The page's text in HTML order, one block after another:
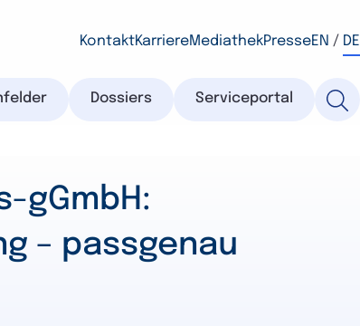
KontaktKarriereMediathekPresseEN / DE
Dossiers Serviceportal
gGmbH:
– passgenau